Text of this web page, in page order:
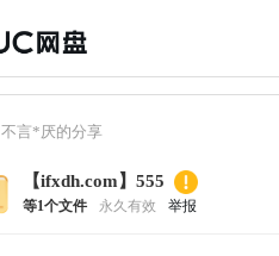
不言*厌的分享
【ifxdh.com】555
等1个文件 永久有效 举报